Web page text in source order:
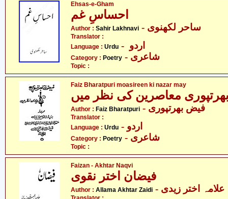
Ehsas-e-Gham
احساسِ غم
Author : Sahir Lakhnavi - ساحر لکھنوی
Translator :
Language : Urdu
Category : Poetry - شاعری
Topic :
Faiz Bharatpuri moasireen ki nazar may
معاصرین کی نظر میں
Author : Faiz Bharatpuri - فیض بھرتپوری
Translator :
Language : Urdu - اردو
Category : Poetry - شاعری
Topic :
Faizan - Akhtar Naqvi
فیضان اختر نقوی
Author : Allama Akhtar Zaidi - علامہ اختر زیدی